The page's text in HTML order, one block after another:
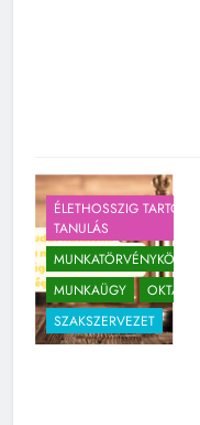
ÉLETHOSSZIG TARTÓ
TANULÁS
MUNKATÖRVÉNYKÖNYV
MUNKAÜGY
OKTATÁS
SZAKSZERVEZET